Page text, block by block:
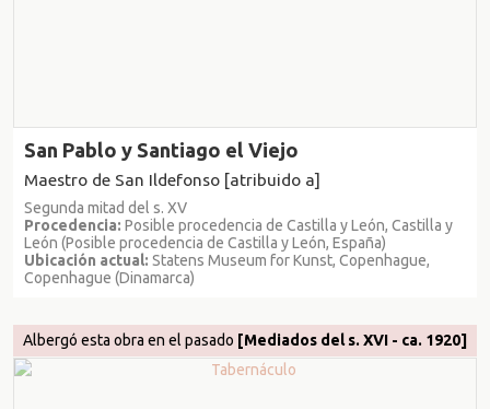
San Pablo y Santiago el Viejo
Maestro de San Ildefonso [atribuido a]
Segunda mitad del s. XV
Procedencia: Posible procedencia de Castilla y León, Castilla y
León (Posible procedencia de Castilla y León, España)
Ubicación actual: Statens Museum for Kunst, Copenhague,
Copenhague (Dinamarca)
Albergó esta obra en el pasado [Mediados del s. XVI - ca. 1920]